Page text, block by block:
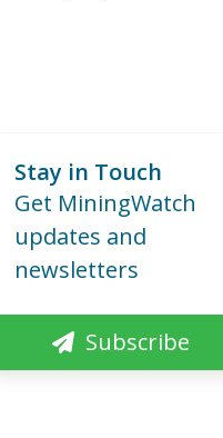
Stay in Touch
Get MiningWatch
updates and
newsletters
Subscribe